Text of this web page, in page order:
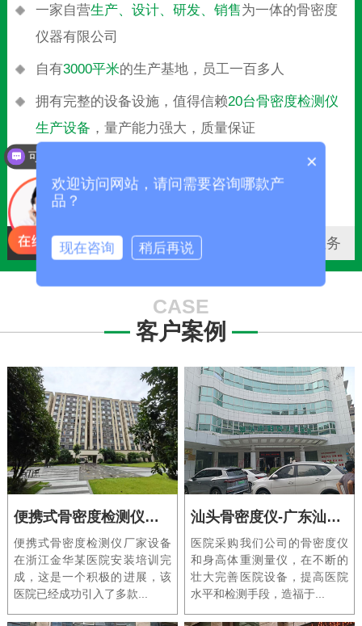
一家自营生产、设计、研发、销售为一体的骨密度
仪器有限公司
自有3000平米的生产基地，员工一百多人
拥有完整的设备设施，值得信赖20台骨密度检测仪
生产设备 ，量产能力强大，质量保证
生产实力 快速交货 严格质检 无忧服务
CASE
客户案例
便携式骨密度检测仪厂家设备在浙江金华某医院安装培训完成
便携式骨密度检测仪厂家设备
在浙江金华某医院安装培训完
成，这是一个积极的进展，该
医院已经成功引入了多款...
汕头骨密度仪-广东汕头妇女儿童医院采购采购GK骨密度机器安装现场
医院采购我们公司的骨密度仪
和身高体重测量仪，在不断的
壮大完善医院设备，提高医院
水平和检测手段，造福于...
×
欢迎访问网站，请问需要咨询哪款产
品？
现在咨询 稍后再说